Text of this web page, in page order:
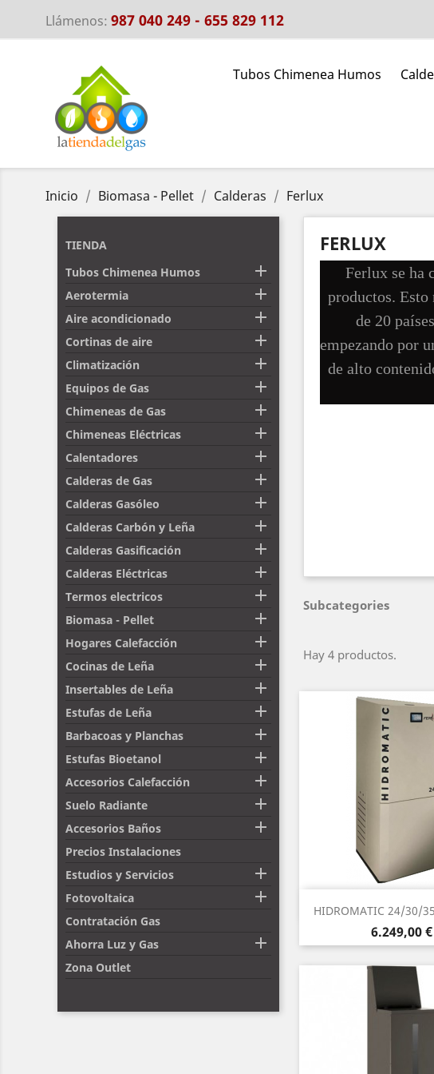
Llámenos: 987 040 249 - 655 829 112
Tubos Chimenea Humos
Inicio Biomasa - Pellet Calderas Ferlux
TIENDA
Tubos Chimenea Humos

Aerotermia 
Aire acondicionado 
Cortinas de aire 
Climatización 
Equipos de Gas 
Chimeneas de Gas 
Chimeneas Eléctricas 
Calentadores 
Calderas de Gas 
Calderas Gasóleo 
Calderas Carbón y Leña 
Calderas Gasificación 
Calderas Eléctricas 
Termos electricos 
Biomasa - Pellet 
Hogares Calefacción 
Cocinas de Leña 
Insertables de Leña 
Estufas de Leña 
Barbacoas y Planchas 
Estufas Bioetanol 
Accesorios Calefacción 
Suelo Radiante 
Accesorios Baños 
Precios Instalaciones
Estudios y Servicios

Fotovoltaica 
Contratación Gas
Ahorra Luz y Gas

Zona Outlet
FERLUX
Ferlux se ha
productos.
de 20
empezando por
de alto
Subcategories
Hay 4 productos.
HIDROMATIC 24/30/
Precio
6.249,00 €
Vista